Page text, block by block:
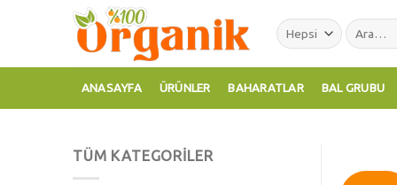
Ara:
ANASAYFA ÜRÜNLER BAHARATLAR BAL GRUBU
TÜM KATEGORILER